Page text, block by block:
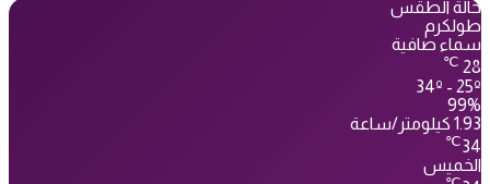
حالة الطقس
طولكرم
سماء صافية
28
℃
34º - 25º
99%
1.93 كيلومتر/ساعة
34
℃
الخميس